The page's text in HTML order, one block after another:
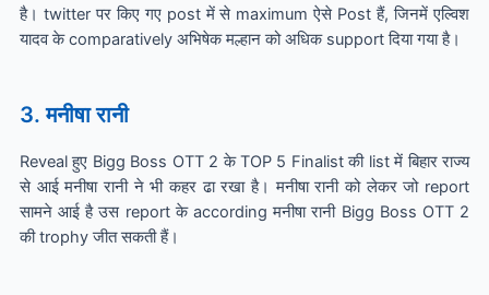
है। twitter पर किए गए post में से maximum ऐसे Post हैं, जिनमें एल्विश
यादव के comparatively अभिषेक मल्हान को अधिक support दिया गया है।
3. मनीषा रानी
Reveal हुए Bigg Boss OTT 2 के TOP 5 Finalist की list में बिहार राज्य
से आई मनीषा रानी ने भी कहर ढा रखा है। मनीषा रानी को लेकर जो report
सामने आई है उस report के according मनीषा रानी Bigg Boss OTT 2
की trophy जीत सकती हैं।